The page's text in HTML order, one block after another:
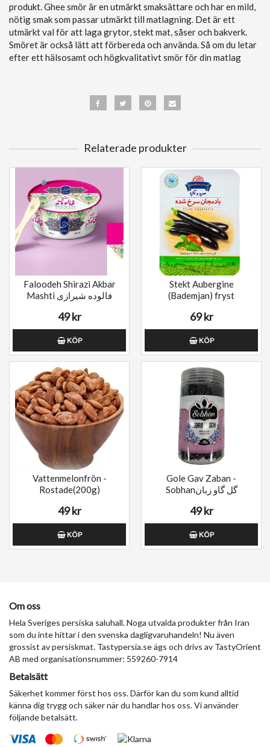
produkt. Ghee smör är en utmärkt smaksättare och har en mild,
nötig smak som passar utmärkt till matlagning. Det är ett
utmärkt val för att laga grytor, stekt mat, såser och bakverk.
Smöret är också lätt att förbereda och använda. Så om du letar
efter ett hälsosamt och högkvalitativt smör för din matlag
Relaterade produkter
Faloodeh Shirazi Akbar
Mashti فالوده شیرازی
49 kr
KÖP
Stekt Aubergine
(Bademjan) fryst
69 kr
KÖP
Vattenmelonfrön -
Rostade(200g)
49 kr
KÖP
Gole Gav Zaban -
Sobhanگل گاو زبان
49 kr
KÖP
Om oss
Hela Sveriges persiska saluhall. Noga utvalda produkter från Iran
som du inte hittar i den svenska dagligvaruhandeln! Nu även
grossist av persiskmat. Tastypersia.se ägs och drivs av TastyOrient
AB med organisationsnummer: 559260-7914
Betalsätt
Säkerhet kommer först hos oss. Därför kan du som kund alltid
känna dig trygg och säker när du handlar hos oss. Vi använder
följande betalsätt.